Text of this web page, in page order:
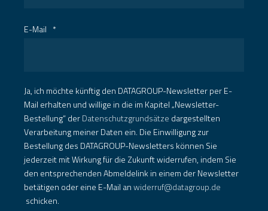
E-Mail *
Ja, ich möchte künftig den DATAGROUP-Newsletter per E-
Mail erhalten und willige in die im Kapitel „Newsletter-
Bestellung“ derDatenschutzgrundsätze dargestellten
Verarbeitung meiner Daten ein. Die Einwilligung zur
Bestellung des DATAGROUP-Newsletters können Sie
jederzeit mit Wirkung für die Zukunft widerrufen, indem Sie
den entsprechenden Abmeldelink in einem der Newsletter
betätigen oder eine E-Mail anwiderruf@datagroup.de
schicken.